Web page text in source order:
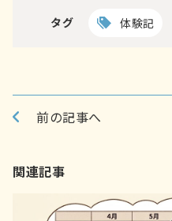
タグ 体験記
前の記事へ
関連記事